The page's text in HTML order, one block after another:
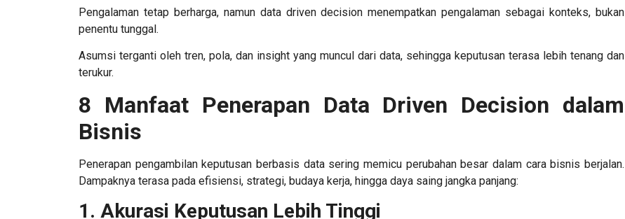
Pengalaman tetap berharga, namun data driven decision menempatkan pengalaman sebagai konteks, bukan
penentu tunggal.
Asumsi terganti oleh tren, pola, dan insight yang muncul dari data, sehingga keputusan terasa lebih tenang dan
terukur.
8 Manfaat Penerapan Data Driven Decision dalam
Bisnis
Penerapan pengambilan keputusan berbasis data sering memicu perubahan besar dalam cara bisnis berjalan.
Dampaknya terasa pada efisiensi, strategi, budaya kerja, hingga daya saing jangka panjang:
1. Akurasi Keputusan Lebih Tinggi